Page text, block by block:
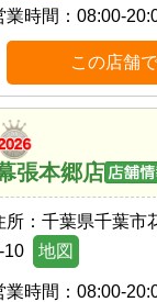
業時間： 08:00-
この店舗
張本郷店
所： 千葉県千葉市
10
地図
業時間： 08:00-